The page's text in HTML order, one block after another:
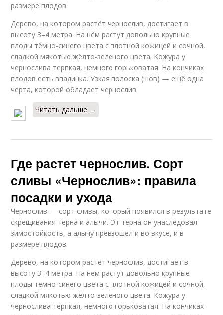
размере плодов.
Дерево, на котором растёт чернослив, достигает в
высоту 3–4 метра. На нём растут довольно крупные
плоды тёмно-синего цвета с плотной кожицей и сочной,
сладкой мякотью жёлто-зелёного цвета. Кожура у
чернослива терпкая, немного горьковатая. На кончиках
плодов есть впадинка. Узкая полоска (шов) — ещё одна
черта, которой обладает чернослив.
Читать дальше →
Где растет чернослив. Сорт
сливы «Чернослив»: правила
посадки и ухода
Чернослив — сорт сливы, который появился в результате
скрещивания терна и алычи. От терна он унаследовал
зимостойкость, а алычу превзошёл и во вкусе, и в
размере плодов.
Дерево, на котором растёт чернослив, достигает в
высоту 3–4 метра. На нём растут довольно крупные
плоды тёмно-синего цвета с плотной кожицей и сочной,
сладкой мякотью жёлто-зелёного цвета. Кожура у
чернослива терпкая, немного горьковатая. На кончиках